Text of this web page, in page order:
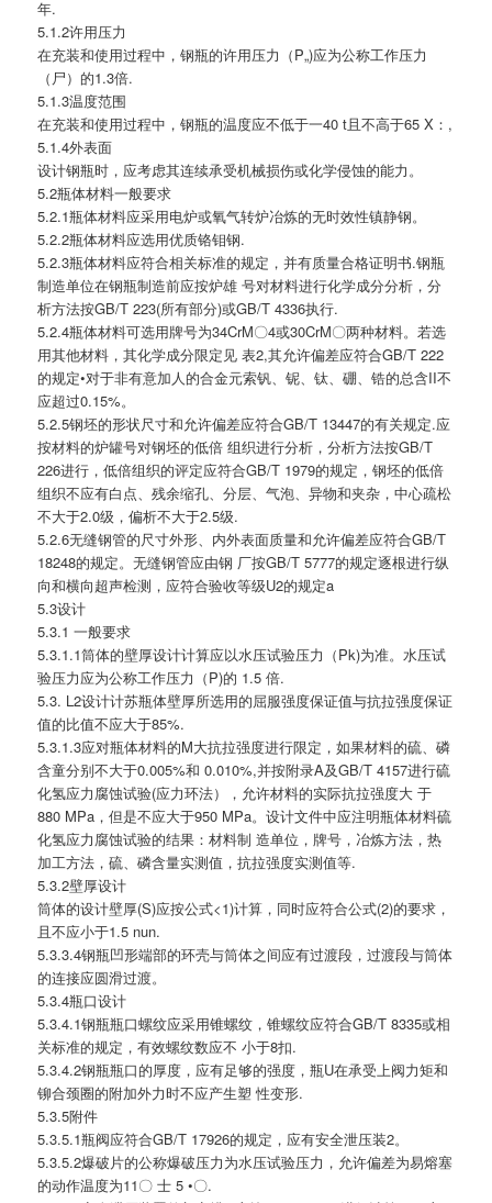
年.
5.1.2许用压力
在充装和使用过程中，钢瓶的许用压力（P„)应为公称工作压力
（尸）的1.3倍.
5.1.3温度范围
在充装和使用过程中，钢瓶的温度应不低于一40 t且不高于65 X：,
5.1.4外表面
设计钢瓶时，应考虑其连续承受机械损伤或化学侵蚀的能力。
5.2瓶体材料一般要求
5.2.1瓶体材料应采用电炉或氧气转炉冶炼的无时效性镇静钢。
5.2.2瓶体材料应选用优质铬钼钢.
5.2.3瓶体材料应符合相关标准的规定，并有质量合格证明书.钢瓶
制造单位在钢瓶制造前应按炉雄 号对材料进行化学成分分析，分
析方法按GB/T 223(所有部分)或GB/T 4336执行.
5.2.4瓶体材料可选用牌号为34CrM〇4或30CrM〇两种材料。若选
用其他材料，其化学成分限定见 表2,其允许偏差应符合GB/T 222
的规定•对于非有意加人的合金元索钒、铌、钛、硼、锆的总含II不
应超过0.15%。
5.2.5钢坯的形状尺寸和允许偏差应符合GB/T 13447的有关规定.应
按材料的炉罐号对钢坯的低倍 组织进行分析，分析方法按GB/T
226进行，低倍组织的评定应符合GB/T 1979的规定，钢坯的低倍
组织不应有白点、残余缩孔、分层、气泡、异物和夹杂，中心疏松
不大于2.0级，偏析不大于2.5级.
5.2.6无缝钢管的尺寸外形、内外表面质量和允许偏差应符合GB/T
18248的规定。无缝钢管应由钢 厂按GB/T 5777的规定逐根进行纵
向和横向超声检测，应符合验收等级U2的规定a
5.3设计
5.3.1 一般要求
5.3.1.1筒体的壁厚设计计算应以水压试验压力（Pk)为准。水压试
验压力应为公称工作压力（P)的 1.5 倍.
5.3. L2设计计苏瓶体壁厚所选用的屈服强度保证值与抗拉强度保证
值的比值不应大于85%.
5.3.1.3应对瓶体材料的M大抗拉强度进行限定，如果材料的硫、磷
含童分别不大于0.005%和 0.010%,并按附录A及GB/T 4157进行硫
化氢应力腐蚀试验(应力环法），允许材料的实际抗拉强度大 于
880 MPa，但是不应大于950 MPa。设计文件中应注明瓶体材料硫
化氢应力腐蚀试验的结果：材料制 造单位，牌号，冶炼方法，热
加工方法，硫、磷含量实测值，抗拉强度实测值等.
5.3.2壁厚设计
筒体的设计壁厚(S)应按公式<1)计算，同时应符合公式(2)的要求，
且不应小于1.5 nun.
5.3.3.4钢瓶凹形端部的环壳与筒体之间应有过渡段，过渡段与筒体
的连接应圆滑过渡。
5.3.4瓶口设计
5.3.4.1钢瓶瓶口螺纹应采用锥螺纹，锥螺纹应符合GB/T 8335或相
关标准的规定，有效螺纹数应不 小于8扣.
5.3.4.2钢瓶瓶口的厚度，应有足够的强度，瓶U在承受上阀力矩和
铆合颈圈的附加外力时不应产生塑 性变形.
5.3.5附件
5.3.5.1瓶阀应符合GB/T 17926的规定，应有安全泄压装2。
5.3.5.2爆破片的公称爆破压力为水压试验压力，允许偏差为易熔塞
的动作温度为11〇 士 5 •〇.